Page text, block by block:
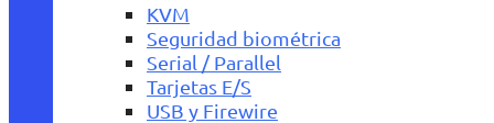
KVM
Seguridad biométrica
Serial / Parallel
Tarjetas E/S
USB y Firewire